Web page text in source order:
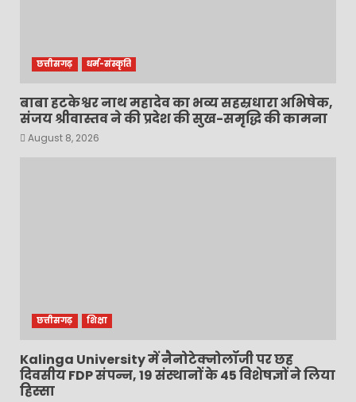
छत्तीसगढ़ धर्म-संस्कृति
बाबा हटकेश्वर नाथ महादेव का भव्य सहस्रधारा अभिषेक,
संजय श्रीवास्तव ने की प्रदेश की सुख-समृद्धि की कामना
August 8, 2026
छत्तीसगढ़ शिक्षा
Kalinga University में नैनोटेक्नोलॉजी पर छह
दिवसीय FDP संपन्न, 19 संस्थानों के 45 विशेषज्ञों ने लिया
हिस्सा